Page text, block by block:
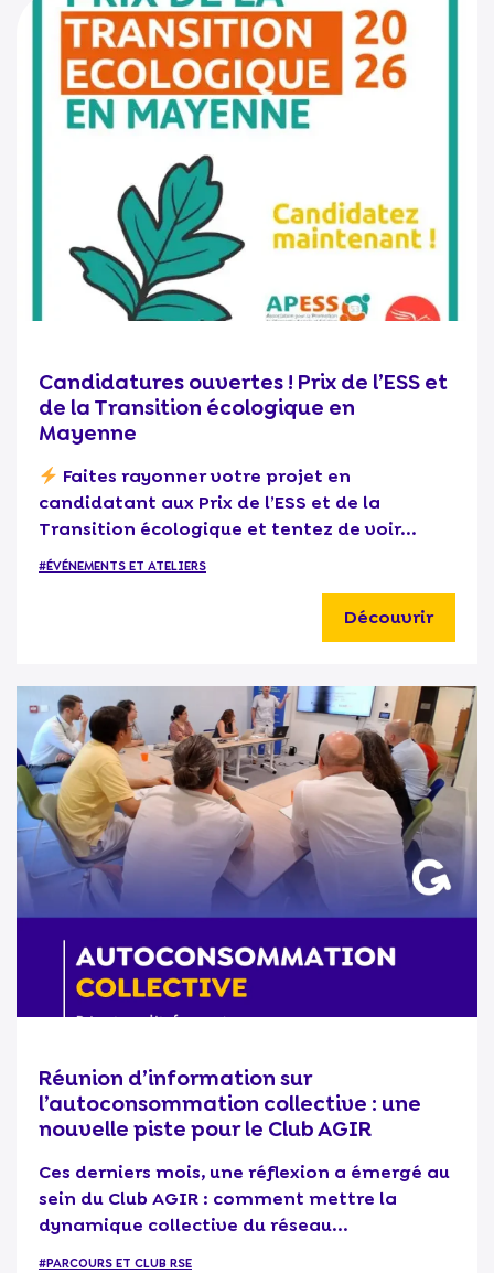
Candidatures ouvertes ! Prix de l’ESS et
de la Transition écologique en
Mayenne
Faites rayonner votre projet en
candidatant aux Prix de l’ESS et de la
Transition écologique et tentez de voir...
#ÉVÉNEMENTS ET ATELIERS
Découvrir
Réunion d’information sur
l’autoconsommation collective : une
nouvelle piste pour le Club AGIR
Ces derniers mois, une réflexion a émergé au
sein du Club AGIR : comment mettre la
dynamique collective du réseau...
#PARCOURS ET CLUB RSE